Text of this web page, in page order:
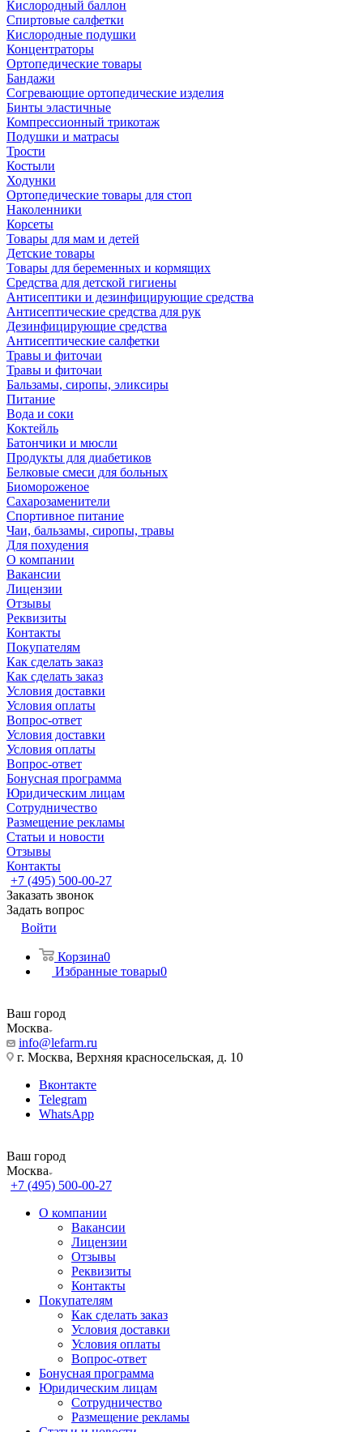
Кислородный баллон
Спиртовые салфетки
Кислородные подушки
Концентраторы
Ортопедические товары
Бандажи
Согревающие ортопедические изделия
Бинты эластичные
Компрессионный трикотаж
Подушки и матрасы
Трости
Костыли
Ходунки
Ортопедические товары для стоп
Наколенники
Корсеты
Товары для мам и детей
Детские товары
Товары для беременных и кормящих
Средства для детской гигиены
Антисептики и дезинфицирующие средства
Антисептические средства для рук
Дезинфицирующие средства
Антисептические салфетки
Травы и фиточаи
Травы и фиточаи
Бальзамы, сиропы, эликсиры
Питание
Вода и соки
Коктейль
Батончики и мюсли
Продукты для диабетиков
Белковые смеси для больных
Биомороженое
Сахарозаменители
Спортивное питание
Чаи, бальзамы, сиропы, травы
Для похудения
О компании
Вакансии
Лицензии
Отзывы
Реквизиты
Контакты
Покупателям
Как сделать заказ
Как сделать заказ
Условия доставки
Условия оплаты
Вопрос-ответ
Условия доставки
Условия оплаты
Вопрос-ответ
Бонусная программа
Юридическим лицам
Сотрудничество
Размещение рекламы
Статьи и новости
Отзывы
Контакты
+7 (495) 500-00-27
Заказать звонок
Задать вопрос
Войти
Корзина0
Избранные товары0
Ваш город
Москва
info@lefarm.ru
г. Москва, Верхняя красносельская, д. 10
Вконтакте
Telegram
WhatsApp
Ваш город
Москва
+7 (495) 500-00-27
О компании
Вакансии
Лицензии
Отзывы
Реквизиты
Контакты
Покупателям
Как сделать заказ
Условия доставки
Условия оплаты
Вопрос-ответ
Бонусная программа
Юридическим лицам
Сотрудничество
Размещение рекламы